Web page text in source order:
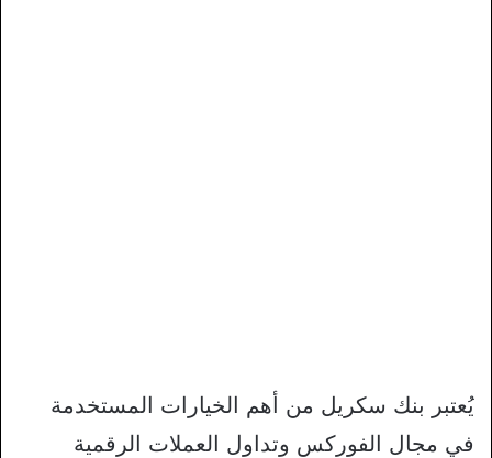
يُعتبر بنك سكريل من أهم الخيارات المستخدمة
في مجال الفوركس وتداول العملات الرقمية